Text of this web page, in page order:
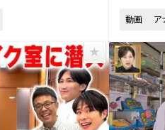
動画 ア